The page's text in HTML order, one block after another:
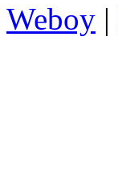
Weboy |